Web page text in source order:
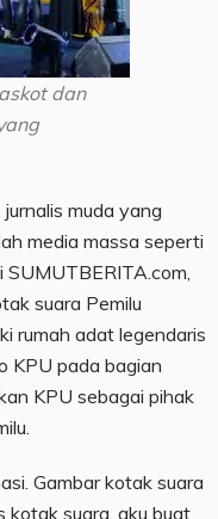
dan
muda yang
media massa seperti
SUMUTBERITA.com,
suara Pemilu
rumah adat legendaris
KPU pada bagian
KPU sebagai pihak
Gambar kotak suara
kotak suara, aku buat